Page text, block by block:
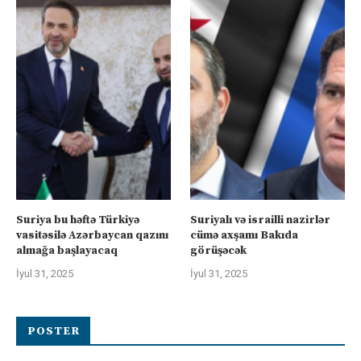
Suriya bu həftə Türkiyə
vasitəsilə Azərbaycan qazını
almağa başlayacaq
İyul 31, 2025
Suriyalı və israilli nazirlər
cümə axşamı Bakıda
görüşəcək
İyul 31, 2025
POSTER